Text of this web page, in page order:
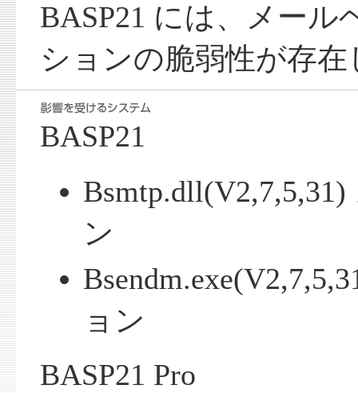
BASP21 には、メール
ションの脆弱性が存在
BASP21
ン
ョン
BASP21 Pro